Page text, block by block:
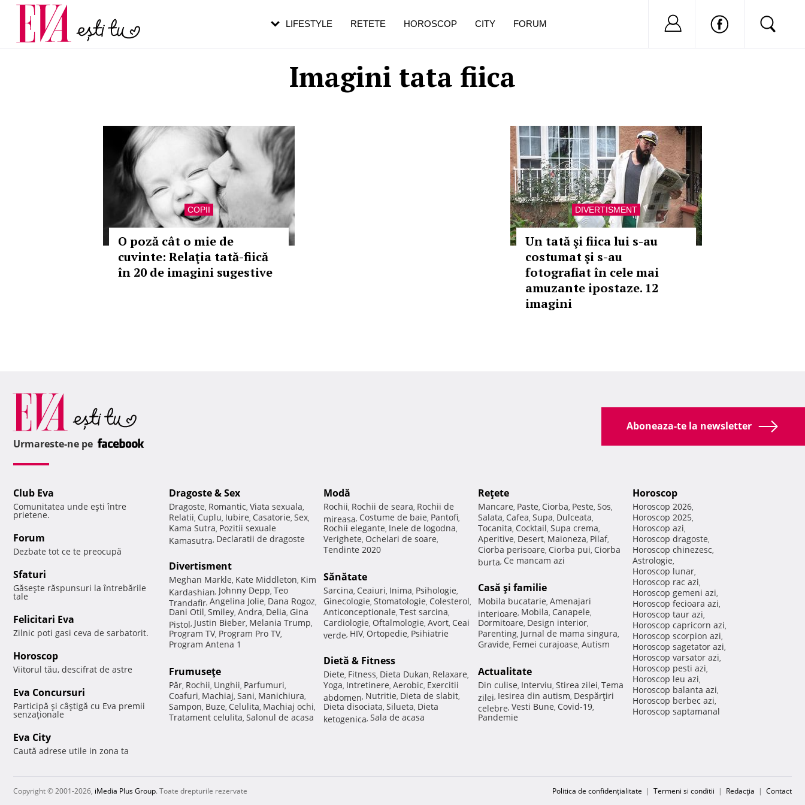
Imagini tata fiica
COPII
O poză cât o mie de
cuvinte: Relaţia tată-fiică
în 20 de imagini sugestive
DIVERTISMENT
Un tată şi fiica lui s-au
costumat şi s-au
fotografiat în cele mai
amuzante ipostaze. 12
imagini
LIFESTYLE RETETE HOROSCOP CITY FORUM Nu ai cont?
Carieră
Actualitate
pe măsură ce înaintezi în vârstă
Aboneaza-te la newsletter
Urmareste-ne pe
Club Eva
Comunitatea unde eşti între
prietene.
Forum
Dezbate tot ce te preocupă
Sfaturi
Găseşte răspunsuri la întrebările
tale
Felicitari Eva
Zilnic poti gasi ceva de sarbatorit.
Horoscop
Viitorul tău, descifrat de astre
Eva Concursuri
Participă şi câştigă cu Eva premii
senzaţionale
Eva City
Caută adrese utile in zona ta
Dragoste & Sex
Dragoste, Romantic, Viata sexuala,
Relatii, Cuplu, Iubire, Casatorie, Sex,
Kama Sutra, Pozitii sexuale
Kamasutra, Declaratii de dragoste
Divertisment
Meghan Markle, Kate Middleton, Kim
Kardashian, Johnny Depp, Teo
Trandafir, Angelina Jolie, Dana Rogoz,
Dani Otil, Smiley, Andra, Delia, Gina
Pistol, Justin Bieber, Melania Trump,
Program TV, Program Pro TV,
Program Antena 1
Frumuseţe
Păr, Rochii, Unghii, Parfumuri,
Coafuri, Machiaj, Sani, Manichiura,
Sampon, Buze, Celulita, Machiaj ochi,
Tratament celulita, Salonul de acasa
Modă
Rochii, Rochii de seara, Rochii de
mireasa, Costume de baie, Pantofi,
Rochii elegante, Inele de logodna,
Verighete, Ochelari de soare,
Tendinte 2020
Sănătate
Sarcina, Ceaiuri, Inima, Psihologie,
Ginecologie, Stomatologie, Colesterol,
Anticonceptionale, Test sarcina,
Cardiologie, Oftalmologie, Avort, Ceai
verde, HIV, Ortopedie, Psihiatrie
Dietă & Fitness
Diete, Fitness, Dieta Dukan, Relaxare,
Yoga, Intretinere, Aerobic, Exercitii
abdomen, Nutritie, Dieta de slabit,
Dieta disociata, Silueta, Dieta
ketogenica, Sala de acasa
Reţete
Mancare, Paste, Ciorba, Peste, Sos,
Salata, Cafea, Supa, Dulceata,
Tocanita, Cocktail, Supa crema,
Aperitive, Desert, Maioneza, Pilaf,
Ciorba perisoare, Ciorba pui, Ciorba
burta, Ce mancam azi
Casă şi familie
Mobila bucatarie, Amenajari
interioare, Mobila, Canapele,
Dormitoare, Design interior,
Parenting, Jurnal de mama singura,
Gravide, Femei curajoase, Autism
Actualitate
Din culise, Interviu, Stirea zilei, Tema
zilei, Iesirea din autism, Despărţiri
celebre, Vesti Bune, Covid-19,
Pandemie
Horoscop
Horoscop 2026,
Horoscop 2025,
Horoscop azi,
Horoscop dragoste,
Horoscop chinezesc,
Astrologie,
Horoscop lunar,
Horoscop rac azi,
Horoscop gemeni azi,
Horoscop fecioara azi,
Horoscop taur azi,
Horoscop capricorn azi,
Horoscop scorpion azi,
Horoscop sagetator azi,
Horoscop varsator azi,
Horoscop pesti azi,
Horoscop leu azi,
Horoscop balanta azi,
Horoscop berbec azi,
Horoscop saptamanal
Copyright © 2001-2026, iMedia Plus Group. Toate drepturile rezervate Politica de confidențialitate | Termeni si conditii | Redacţia | Contact